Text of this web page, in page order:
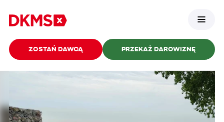
ZOSTAŃ DAWCĄ PRZEKAŻ DAROWIZNĘ